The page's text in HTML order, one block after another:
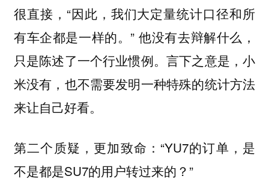
很直接，“因此，我们大定量统计口径和所
有车企都是一样的。” 他没有去辩解什么，
只是陈述了一个行业惯例。言下之意是，小
米没有，也不需要发明一种特殊的统计方法
来让自己好看。
第二个质疑，更加致命：“YU7的订单，是
不是都是SU7的用户转过来的？”